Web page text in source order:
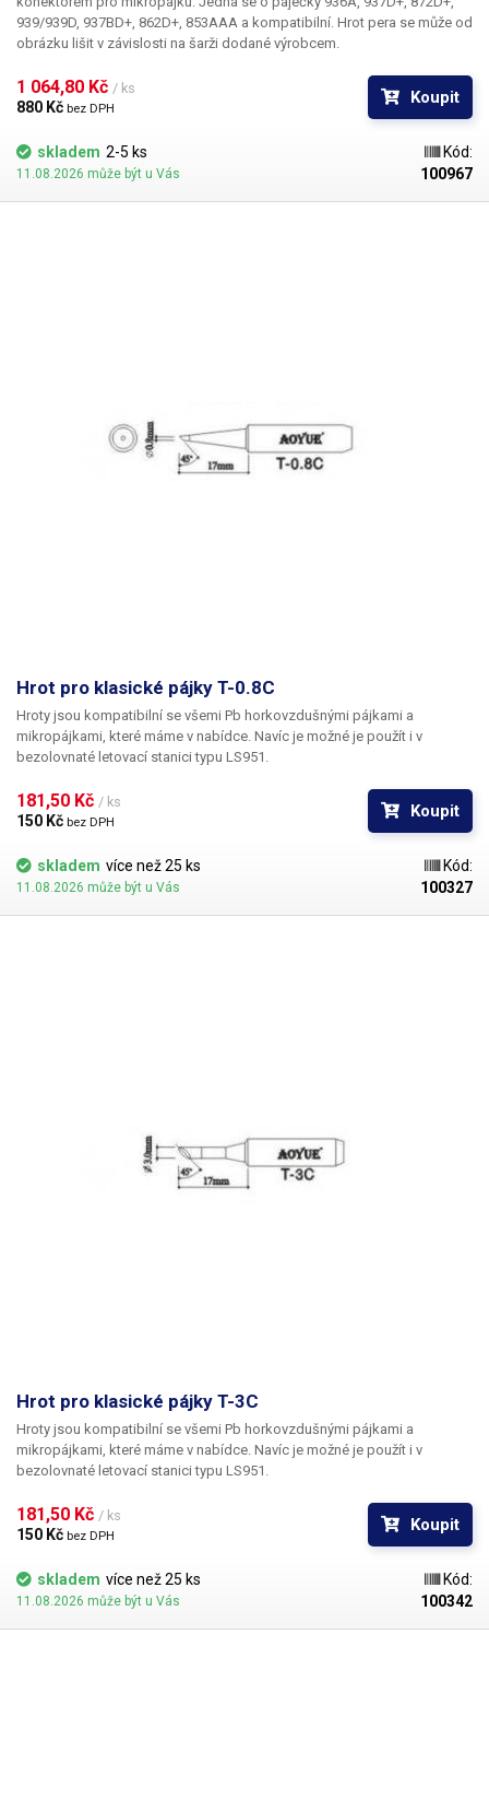
939/939D, 937BD+, 862D+, 853AAA a kompatibilní. Hrot pera se může od
obrázku lišit v závislosti na šarži dodané výrobcem.
1 064,80 Kč / ks
880 Kč bez DPH
Koupit
skladem 2-5 ks
11.08.2026 může být u Vás
Kód:
100967
Hrot pro klasické pájky T-0.8C
Hroty jsou kompatibilní se všemi Pb horkovzdušnými pájkami a
mikropájkami, které máme v nabídce. Navíc je možné je použít i v
bezolovnaté letovací stanici typu LS951.
181,50 Kč / ks
150 Kč bez DPH
Koupit
skladem více než 25 ks
11.08.2026 může být u Vás
Kód:
100327
Hrot pro klasické pájky T-3C
Hroty jsou kompatibilní se všemi Pb horkovzdušnými pájkami a
mikropájkami, které máme v nabídce. Navíc je možné je použít i v
bezolovnaté letovací stanici typu LS951.
181,50 Kč / ks
150 Kč bez DPH
Koupit
skladem více než 25 ks
11.08.2026 může být u Vás
Kód:
100342